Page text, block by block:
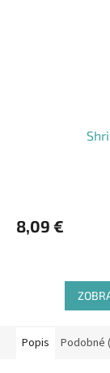
produktu
je
8,09 €
Popis Podobné